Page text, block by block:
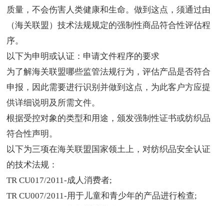
质量，不会伤害人类健康和生命。做到这点，须通过由
（海关联盟）技术法规规定的强制性商品符合性评估程
序。
以下为申明或认证：申请文件程序的要求
为了解海关联盟哪些监管法规行为，评估产品是否符合
申报，因此需要进行识别并做到这点，为此客户方应提
供详细说明及所需文件。
根据受控对象的类型和用途，颁发强制性证书或纺织品
符合性声明。
以下为三项在海关联盟国家领土上，对纺织品安全认证
的技术法规：
TR CU017/2011-成人消费者;
TR CU007/2011-用于儿童和青少年的产品进行检查;